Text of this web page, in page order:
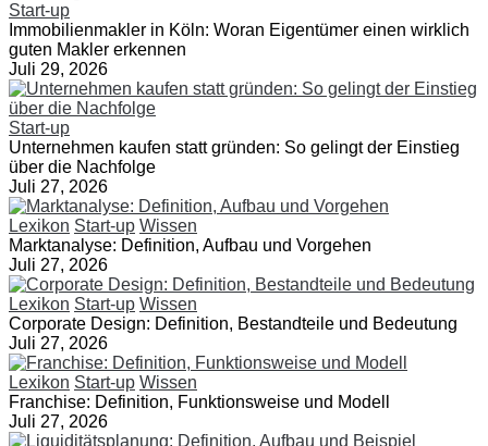
Start-up
Immobilienmakler in Köln: Woran Eigentümer einen wirklich
guten Makler erkennen
Juli 29, 2026
Start-up
Unternehmen kaufen statt gründen: So gelingt der Einstieg
über die Nachfolge
Juli 27, 2026
Lexikon Start-up Wissen
Marktanalyse: Definition, Aufbau und Vorgehen
Juli 27, 2026
Lexikon Start-up Wissen
Corporate Design: Definition, Bestandteile und Bedeutung
Juli 27, 2026
Lexikon Start-up Wissen
Franchise: Definition, Funktionsweise und Modell
Juli 27, 2026